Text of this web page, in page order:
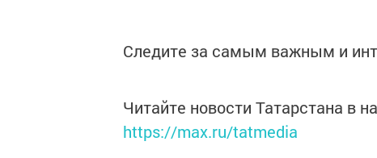
Следите за самым важным и
Читайте новости Татарстана в
https://max.ru/tatmedia